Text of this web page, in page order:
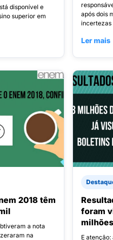
disponível e
superior em
após dois
incertezas
Ler mais
2018 têm
a nota
na
foram
E